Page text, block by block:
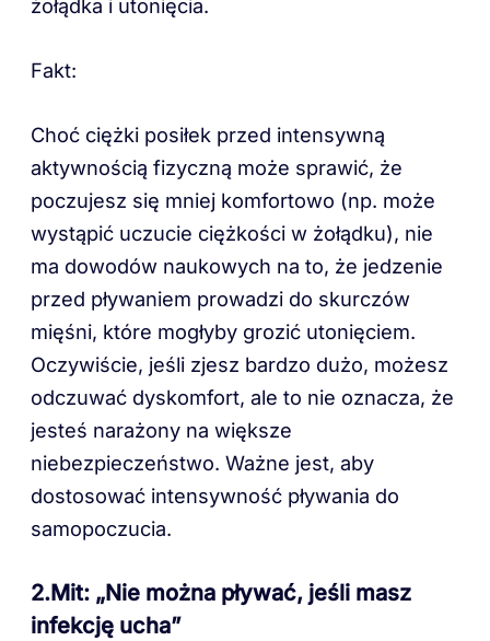
żołądka i utonięcia.
Fakt:
Choć ciężki posiłek przed intensywną
aktywnością fizyczną może sprawić, że
poczujesz się mniej komfortowo (np. może
wystąpić uczucie ciężkości w żołądku), nie
ma dowodów naukowych na to, że jedzenie
przed pływaniem prowadzi do skurczów
mięśni, które mogłyby grozić utonięciem.
Oczywiście, jeśli zjesz bardzo dużo, możesz
odczuwać dyskomfort, ale to nie oznacza, że
jesteś narażony na większe
niebezpieczeństwo. Ważne jest, aby
dostosować intensywność pływania do
samopoczucia.
2.Mit: „Nie można pływać, jeśli masz
infekcję ucha”